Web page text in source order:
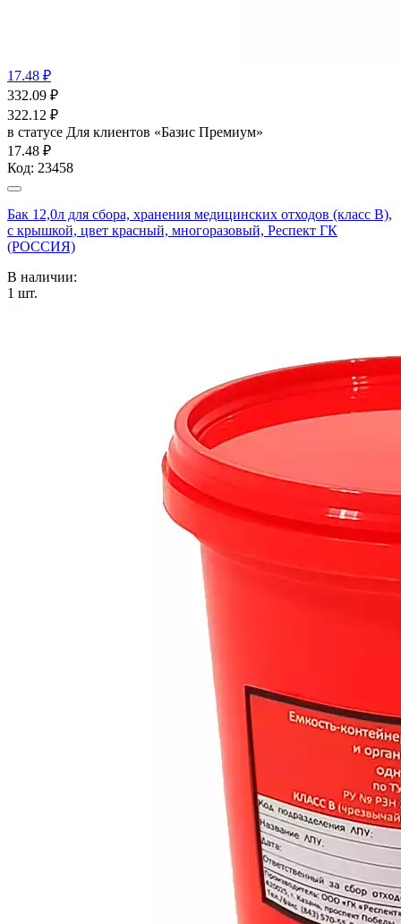
17.48 ₽
332.09 ₽
322.12 ₽
в статусе Для клиентов «Базис Премиум»
17.48 ₽
Код: 23458
Бак 12,0л для сбора, хранения медицинских отходов (класс В),
с крышкой, цвет красный, многоразовый, Респект ГК
(РОССИЯ)
В наличии:
1 шт.